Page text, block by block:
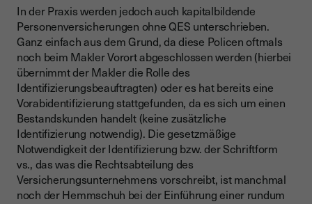
In der Praxis werden jedoch auch kapitalbildende
Personenversicherungen ohne QES unterschrieben.
Ganz einfach aus dem Grund, da diese Policen oftmals
noch beim Makler Vorort abgeschlossen werden (hierbei
übernimmt der Makler die Rolle des
Identifizierungsbeauftragten) oder es hat bereits eine
Vorabidentifizierung stattgefunden, da es sich um einen
Bestandskunden handelt (keine zusätzliche
Identifizierung notwendig). Die gesetzmäßige
Notwendigkeit der Identifizierung bzw. der Schriftform
vs., das was die Rechtsabteilung des
Versicherungsunternehmens vorschreibt, ist manchmal
noch der Hemmschuh bei der Einführung einer rundum